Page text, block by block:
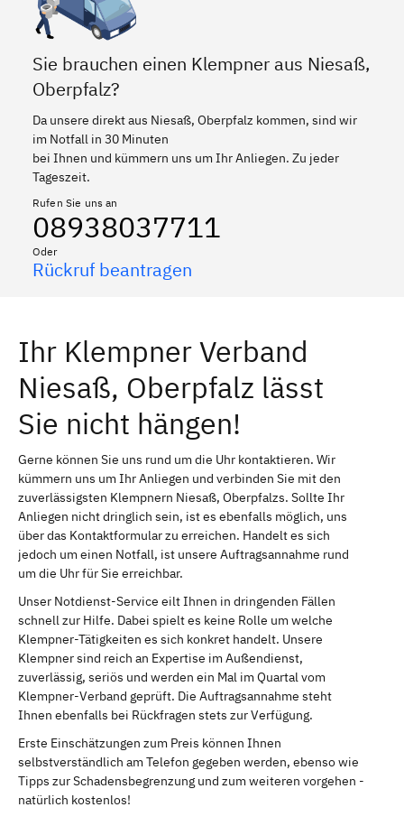
Sie brauchen einen Klempner aus Niesaß,
Oberpfalz?
Da unsere direkt aus Niesaß, Oberpfalz kommen, sind wir
im Notfall in 30 Minuten
bei Ihnen und kümmern uns um Ihr Anliegen. Zu jeder
Tageszeit.
Rufen Sie uns an
08938037711
Oder
Rückruf beantragen
Ihr Klempner Verband
Niesaß, Oberpfalz lässt
Sie nicht hängen!
Gerne können Sie uns rund um die Uhr kontaktieren. Wir
kümmern uns um Ihr Anliegen und verbinden Sie mit den
zuverlässigsten Klempnern Niesaß, Oberpfalzs. Sollte Ihr
Anliegen nicht dringlich sein, ist es ebenfalls möglich, uns
über das Kontaktformular zu erreichen. Handelt es sich
jedoch um einen Notfall, ist unsere Auftragsannahme rund
um die Uhr für Sie erreichbar.
Unser Notdienst-Service eilt Ihnen in dringenden Fällen
schnell zur Hilfe. Dabei spielt es keine Rolle um welche
Klempner-Tätigkeiten es sich konkret handelt. Unsere
Klempner sind reich an Expertise im Außendienst,
zuverlässig, seriös und werden ein Mal im Quartal vom
Klempner-Verband geprüft. Die Auftragsannahme steht
Ihnen ebenfalls bei Rückfragen stets zur Verfügung.
Erste Einschätzungen zum Preis können Ihnen
selbstverständlich am Telefon gegeben werden, ebenso wie
Tipps zur Schadensbegrenzung und zum weiteren vorgehen -
natürlich kostenlos!